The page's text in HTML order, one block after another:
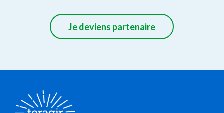
Je deviens partenaire